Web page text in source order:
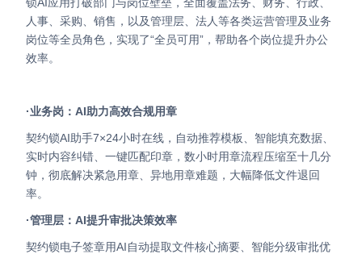
人事、采购、销售，以及管理层、法人等各类运营管理及业务
岗位等全员角色，实现了“全员可用”，帮助各个岗位提升办公
效率。
·业务岗：AI助力高效合规用章
契约锁AI助手7×24小时在线，自动推荐模板、智能填充数据、
实时内容纠错、一键匹配印章，数小时用章流程压缩至十几分
钟，彻底解决紧急用章、异地用章难题，大幅降低文件退回
率。
·管理层：AI提升审批决策效率
契约锁电子签章用AI自动提取文件核心摘要、智能分级审批优